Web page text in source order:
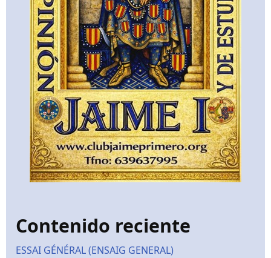
Contenido reciente
ESSAI GÉNÉRAL (ENSAIG GENERAL)